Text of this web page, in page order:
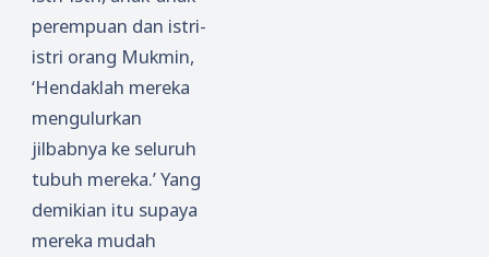
perempuan dan istri-
istri orang Mukmin,
‘Hendaklah mereka
mengulurkan
jilbabnya ke seluruh
tubuh mereka.’ Yang
demikian itu supaya
mereka mudah